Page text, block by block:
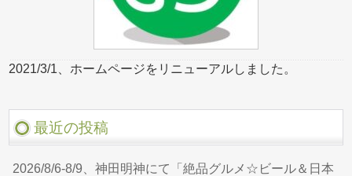
2021/3/1、ホームページをリニューアルしました。
最近の投稿
2026/8/6-8/9、神田明神にて「絶品グルメ☆ビール＆日本